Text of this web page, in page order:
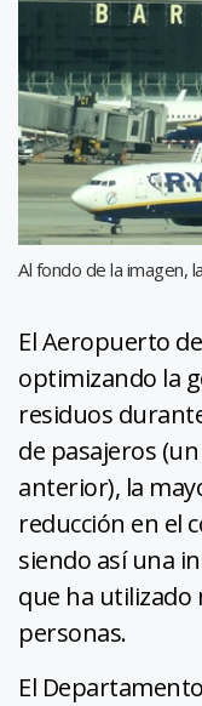
Al fondo de la imagen,
El Aeropuerto
optimizando la
residuos
de pasajeros
anterior), la
reducción en el
siendo así una
que ha utilizado
personas.
El